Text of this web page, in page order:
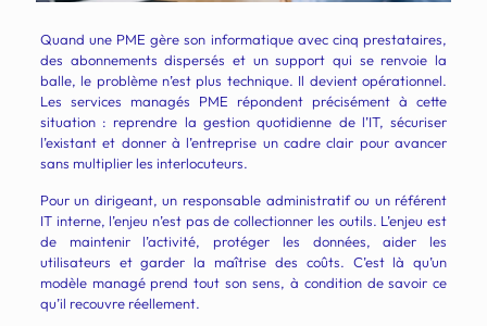
Quand une PME gère son informatique avec cinq prestataires,
des abonnements dispersés et un support qui se renvoie la
balle, le problème n’est plus technique. Il devient opérationnel.
Les services managés PME répondent précisément à cette
situation : reprendre la gestion quotidienne de l’IT, sécuriser
l’existant et donner à l’entreprise un cadre clair pour avancer
sans multiplier les interlocuteurs.
Pour un dirigeant, un responsable administratif ou un référent
IT interne, l’enjeu n’est pas de collectionner les outils. L’enjeu est
de maintenir l’activité, protéger les données, aider les
utilisateurs et garder la maîtrise des coûts. C’est là qu’un
modèle managé prend tout son sens, à condition de savoir ce
qu’il recouvre réellement.